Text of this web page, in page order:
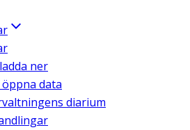
ner
data
diarium